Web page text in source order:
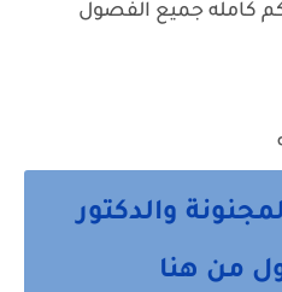
كامله جميع الفصول
والدكتور
من هنا